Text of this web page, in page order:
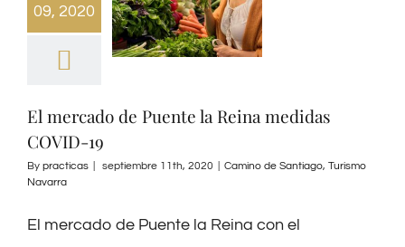
09, 2020
El mercado de Puente la Reina medidas
COVID-19
By practicas septiembre 11th, 2020 Camino de Santiago, Turismo
Navarra
El mercado de Puente la Reina con el